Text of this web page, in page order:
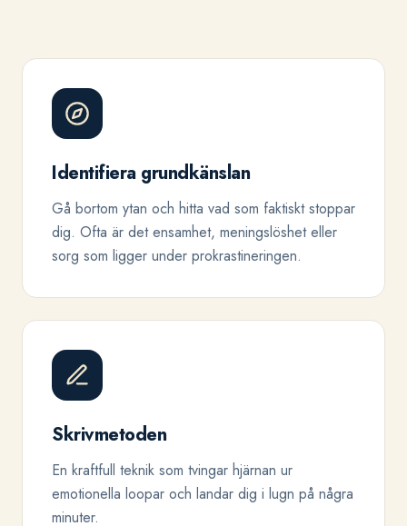
Identifiera grundkänslan
Gå bortom ytan och hitta vad som faktiskt stoppar
dig. Ofta är det ensamhet, meningslöshet eller
sorg som ligger under prokrastineringen.
Skrivmetoden
En kraftfull teknik som tvingar hjärnan ur
emotionella loopar och landar dig i lugn på några
minuter.